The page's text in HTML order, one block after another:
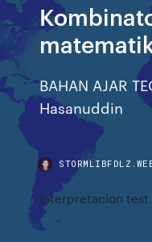
BAHAN AJAR
Hasanuddin
Interpretacion